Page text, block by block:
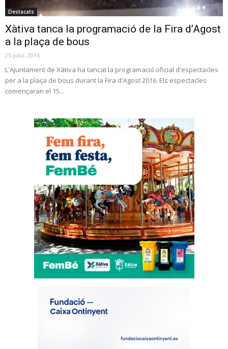
Destacats
Xàtiva tanca la programació de la Fira d’Agost
a la plaça de bous
25 julio, 2016
L'Ajuntament de Xàtiva ha tancat la programació oficial d'espectacles
per a la plaça de bous durant la Fira d'Agost 2016. Els espectacles
començaran el 15...